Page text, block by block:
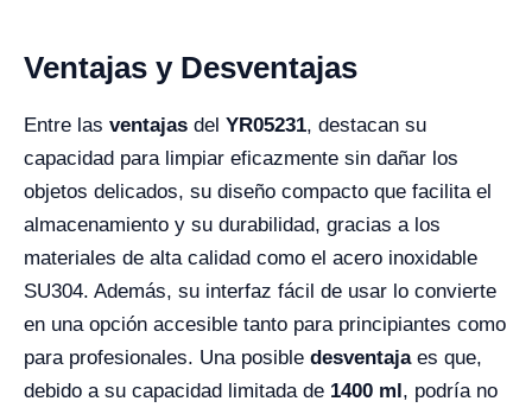
Ventajas y Desventajas
Entre las ventajas del YR05231, destacan su
capacidad para limpiar eficazmente sin dañar los
objetos delicados, su diseño compacto que facilita el
almacenamiento y su durabilidad, gracias a los
materiales de alta calidad como el acero inoxidable
SU304. Además, su interfaz fácil de usar lo convierte
en una opción accesible tanto para principiantes como
para profesionales. Una posible desventajaes que,
debido a su capacidad limitada de 1400 ml, podría no